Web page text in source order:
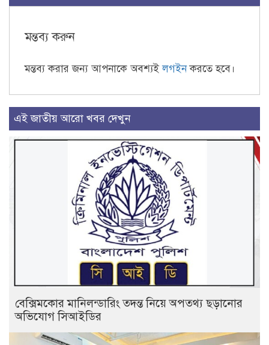
মন্তব্য করুন
মন্তব্য করার জন্য আপনাকে অবশ্যইলগইনকরতে হবে।
এই জাতীয় আরো খবর দেখুন
বেক্সিমকোর মানিলন্ডারিং তদন্ত নিয়ে অপতথ্য ছড়ানোর
অভিযোগ সিআইডির